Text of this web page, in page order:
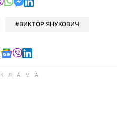
ВИКТОР ЯНУКОВИЧ
в Telegram
в Facebook
Читайте в X
Читайте в Google news
Читайте в Viber
Читайте в LinkedIn